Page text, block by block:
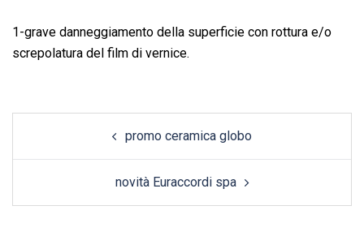
1-grave danneggiamento della superficie con rottura e/o
screpolatura del film di vernice.
promo ceramica globo
novità Euraccordi spa